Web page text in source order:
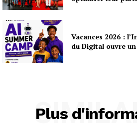
Vacances 2026 :
du Digital ouvre
Plus